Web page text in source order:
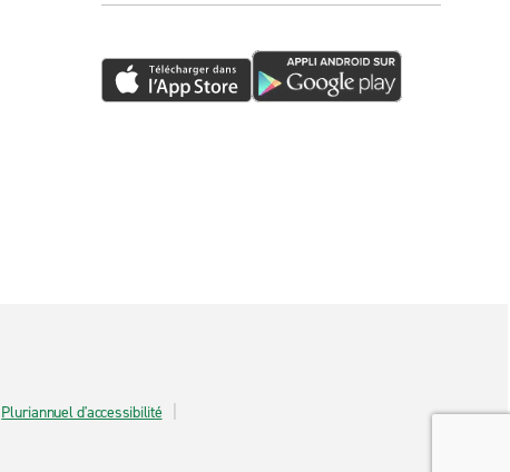
Pluriannuel d'accessibilité